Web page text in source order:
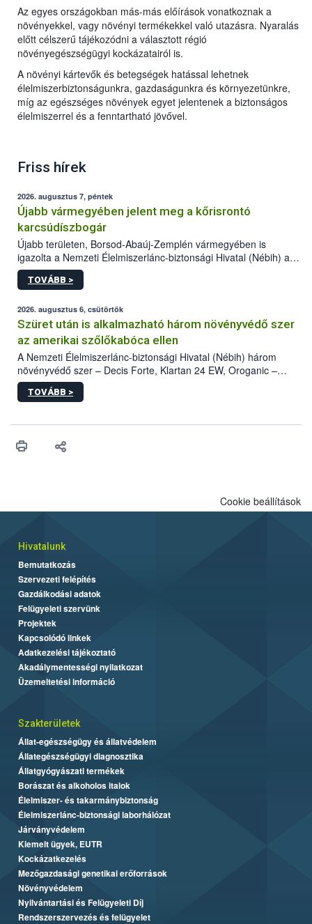
Az egyes országokban más-más előírások vonatkoznak a
növényekkel, vagy növényi termékekkel való utazásra. Nyaralás
előtt célszerű tájékozódni a választott régió
növényegészségügyi kockázatairól is.
A növényi kártevők és betegségek hatással lehetnek
élelmiszerbiztonságunkra, gazdaságunkra és környezetünkre,
míg az egészséges növények egyet jelentenek a biztonságos
élelmiszerrel és a fenntartható jövővel.
Friss hírek
2026. augusztus 7, péntek
Újabb vármegyében jelent meg a kőrisrontó
karcsúdíszbogár
Újabb területen, Borsod-Abaúj-Zemplén vármegyében is
igazolta a Nemzeti Élelmiszerlánc-biztonsági Hivatal (Nébih) a
kőrisrontó karcsúdíszbogár (Agrilus planipennis) jelenlétét. A
kártevőt nem csak színcsapdában találták meg, de már fertőzött
az intenzív felderítést, emellett az intézkedéseket a szlovák
hatósággal is összehangolják a terjedés megállítása érdekében.
TOVÁBB >
2026. augusztus 6, csütörtök
Szüret után is alkalmazható három növényvédő szer
az amerikai szőlőkabóca ellen
A Nemzeti Élelmiszerlánc-biztonsági Hivatal (Nébih) három
növényvédő szer – Decis Forte, Klartan 24 EW, Oroganic –
engedélyokiratát módosította, így azok a szüretet követően,
egészen a vesszőérettség (BBCH 91) stádiumáig
érésű szőlőkben is legyen lehetőség a károsító elleni további
felhasználók számára is elérhető és ökológiai termesztésben is
TOVÁBB >
Cookie beállítások
Hivatalunk
Bemutatkozás
Szervezeti felépítés
Gazdálkodási adatok
Felügyeleti szervünk
Projektek
Kapcsolódó linkek
Adatkezelési tájékoztató
Akadálymentességi nyilatkozat
Üzemeltetési információ
Szakterületek
Állat-egészségügy és állatvédelem
Állategészségügyi diagnosztika
Állatgyógyászati termékek
Borászat és alkoholos italok
Élelmiszer- és takarmánybiztonság
Élelmiszerlánc-biztonsági laborhálózat
Járványvédelem
Kiemelt ügyek, EUTR
Kockázatkezelés
Mezőgazdasági genetikai erőforrások
Növényvédelem
Nyilvántartási és Felügyeleti Díj
Rendszerszervezés és felügyelet